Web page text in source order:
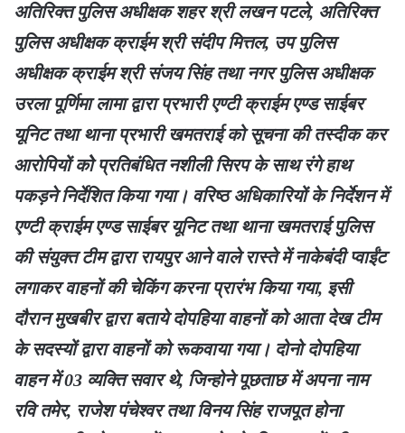
अतिरिक्त पुलिस अधीक्षक शहर श्री लखन पटले, अतिरिक्त
पुलिस अधीक्षक क्राईम श्री संदीप मित्तल, उप पुलिस
अधीक्षक क्राईम श्री संजय सिंह तथा नगर पुलिस अधीक्षक
उरला पूर्णिमा लामा द्वारा प्रभारी एण्टी क्राईम एण्ड साईबर
यूनिट तथा थाना प्रभारी खमतराई को सूचना की तस्दीक कर
आरोपियों कोे प्रतिबंधित नशीली सिरप के साथ रंगे हाथ
पकड़ने निर्देशित किया गया। वरिष्ठ अधिकारियों के निर्देशन में
एण्टी क्राईम एण्ड साईबर यूनिट तथा थाना खमतराई पुलिस
की संयुक्त टीम द्वारा रायपुर आने वाले रास्ते में नाकेबंदी प्वाईंट
लगाकर वाहनों की चेकिंग करना प्रारंभ किया गया, इसी
दौरान मुखबीर द्वारा बताये दोपहिया वाहनों को आता देख टीम
के सदस्यों द्वारा वाहनों को रूकवाया गया। दोनो दोपहिया
वाहन में 03 व्यक्ति सवार थे, जिन्होने पूछताछ में अपना नाम
रवि तमेर, राजेश पंचेश्वर तथा विनय सिंह राजपूत होना